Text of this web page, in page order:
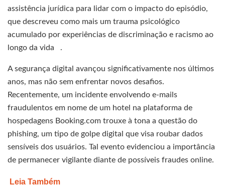
assistência jurídica para lidar com o impacto do episódio,
que descreveu como mais um trauma psicológico
acumulado por experiências de discriminação e racismo ao
longo da vida .
A segurança digital avançou significativamente nos últimos
anos, mas não sem enfrentar novos desafios.
Recentemente, um incidente envolvendo e-mails
fraudulentos em nome de um hotel na plataforma de
hospedagens Booking.com trouxe à tona a questão do
phishing, um tipo de golpe digital que visa roubar dados
sensíveis dos usuários. Tal evento evidenciou a importância
de permanecer vigilante diante de possíveis fraudes online.
Leia Também